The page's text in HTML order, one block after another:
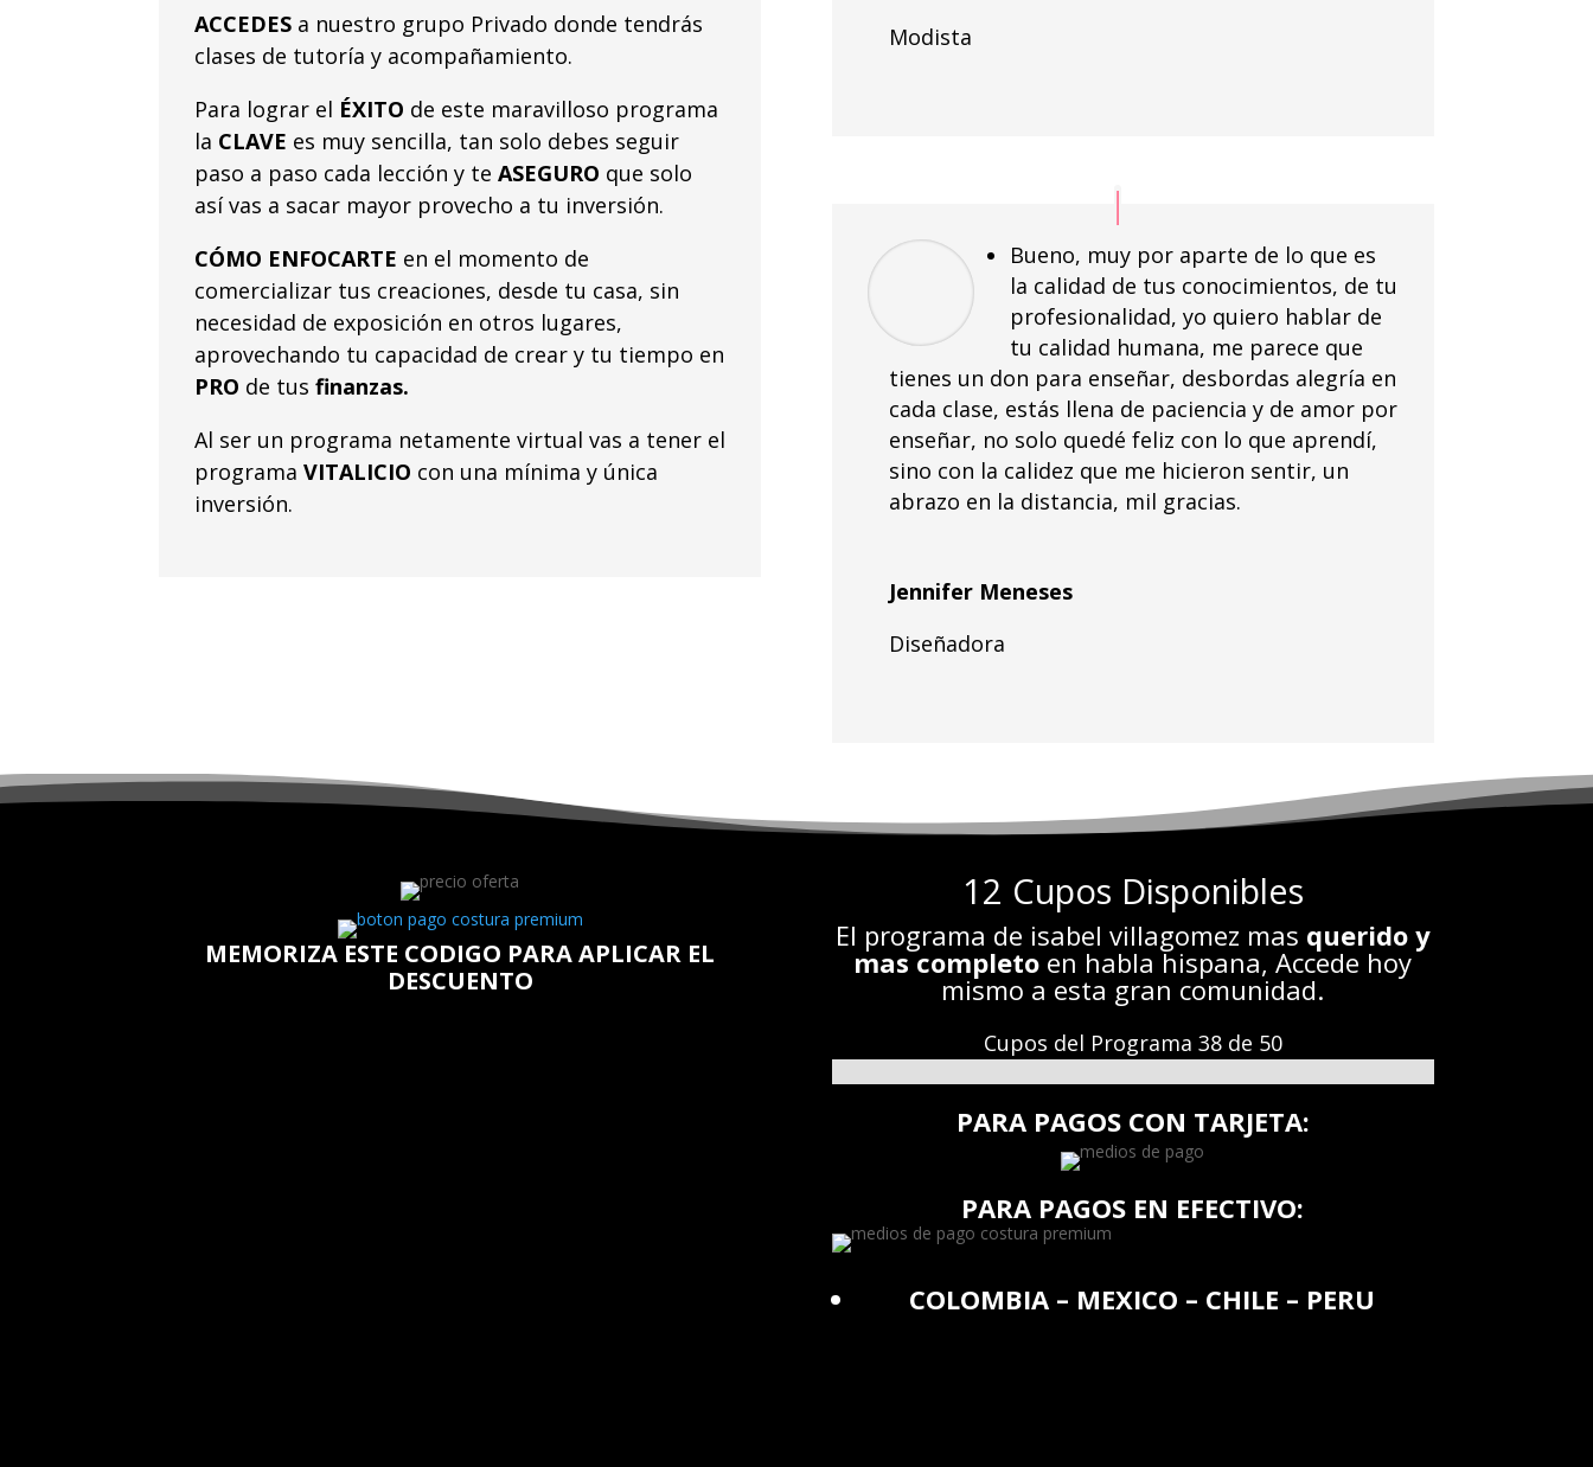
ACCEDES a nuestro grupo Privado donde tendrás
clases de tutoría y acompañamiento.
Para lograr el ÉXITO de este maravilloso programa
la CLAVE es muy sencilla, tan solo debes seguir
paso a paso cada lección y teASEGURO que solo
así vas a sacar mayor provecho a tu inversión.
CÓMO ENFOCARTE en el momento de
comercializar tus creaciones, desde tu casa, sin
necesidad de exposición en otros lugares,
aprovechando tu capacidad de crear y tu tiempo en
PRO de tusfinanzas.
Al ser un programa netamente virtual vas a tener el
programaVITALICIO con una mínima y única
inversión.
Modista
Bueno, muy por aparte de lo que es
la calidad de tus conocimientos, de tu
profesionalidad, yo quiero hablar de
tu calidad humana, me parece que
tienes un don para enseñar, desbordas alegría en
cada clase, estás llena de paciencia y de amor por
enseñar, no solo quedé feliz con lo que aprendí,
sino con la calidez que me hicieron sentir, un
abrazo en la distancia, mil gracias.
Jennifer Meneses
Diseñadora
MEMORIZA ESTE CODIGO PARA APLICAR EL
DESCUENTO
12 Cupos Disponibles
El programa de isabel villagomez mas querido y
mas completo en habla hispana, Accede hoy
mismo a esta gran comunidad.
Cupos del Programa 38 de 50
PARA PAGOS CON TARJETA:
PARA PAGOS EN EFECTIVO:
COLOMBIA – MEXICO – CHILE – PERU